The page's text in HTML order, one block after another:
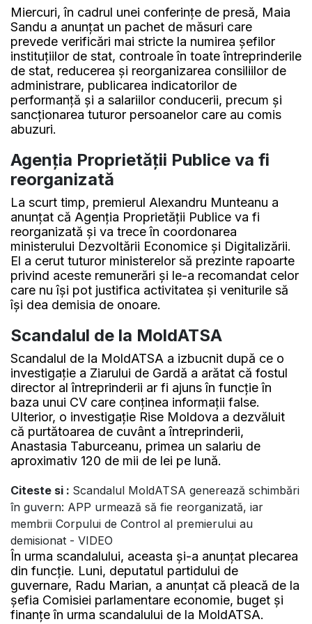
Miercuri, în cadrul unei conferințe de presă, Maia
Sandu a anunțat un pachet de măsuri care
prevede verificări mai stricte la numirea șefilor
instituțiilor de stat, controale în toate întreprinderile
de stat, reducerea și reorganizarea consiliilor de
administrare, publicarea indicatorilor de
performanță și a salariilor conducerii, precum și
sancționarea tuturor persoanelor care au comis
abuzuri.
Agenția Proprietății Publice va fi
reorganizată
La scurt timp, premierul Alexandru Munteanu a
anunțat că Agenția Proprietății Publice va fi
reorganizată și va trece în coordonarea
ministerului Dezvoltării Economice și Digitalizării.
El a cerut tuturor ministerelor să prezinte rapoarte
privind aceste remunerări și le-a recomandat celor
care nu își pot justifica activitatea și veniturile să
își dea demisia de onoare.
Scandalul de la MoldATSA
Scandalul de la MoldATSA a izbucnit după ce o
investigație a Ziarului de Gardă a arătat că fostul
director al întreprinderii ar fi ajuns în funcție în
baza unui CV care conținea informații false.
Ulterior, o investigație Rise Moldova a dezvăluit
că purtătoarea de cuvânt a întreprinderii,
Anastasia Taburceanu, primea un salariu de
aproximativ 120 de mii de lei pe lună.
Citeste si : Scandalul MoldATSA generează schimbări
în guvern: APP urmează să fie reorganizată, iar
membrii Corpului de Control al premierului au
demisionat - VIDEO
În urma scandalului, aceasta și-a anunțat plecarea
din funcție. Luni, deputatul partidului de
guvernare, Radu Marian, a anunțat că pleacă de la
șefia Comisiei parlamentare economie, buget și
finanțe în urma scandalului de la MoldATSA.